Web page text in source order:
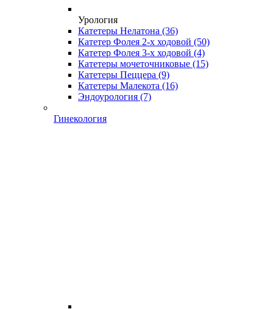
Урология
Катетеры Нелатона (36)
Катетер Фолея 2-х ходовой (50)
Катетер Фолея 3-х ходовой (4)
Катетеры мочеточниковые (15)
Катетеры Пеццера (9)
Катетеры Малекота (16)
Эндоурология (7)
Гинекология